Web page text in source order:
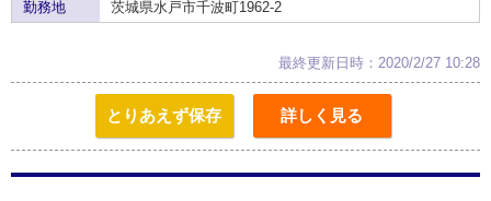
勤務地
茨城県水戸市千波町1962-2
最終更新日時：2020/2/27 10:28
とりあえず保存 詳しく見る